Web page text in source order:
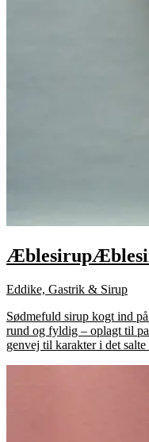
Æblesirup
Eddike, Gastrik & Sirup
Sødmefuld sirup kogt ind
rund og fyldig – oplagt til
genvej til karakter i det